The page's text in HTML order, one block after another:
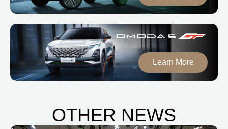
Learn More
OTHER NEWS